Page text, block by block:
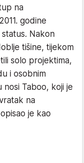
na
godine
Nakon
tišine, tijekom
solo projektima,
i osobnim
nosi Taboo, koji je
na
je kao